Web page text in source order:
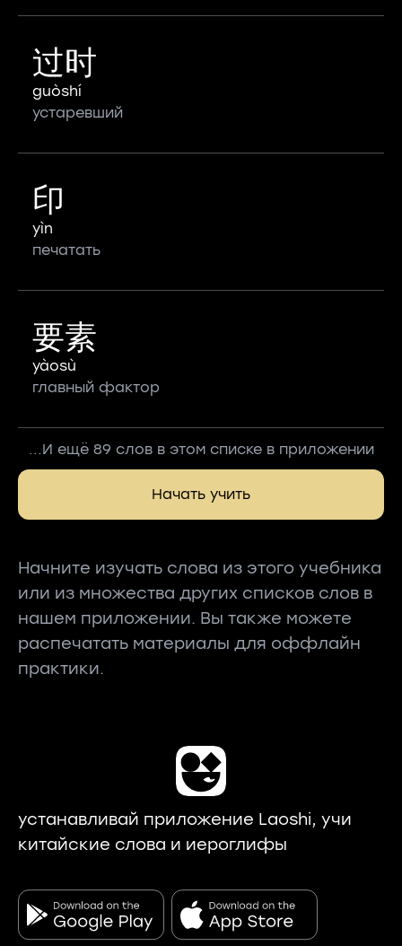
过时
guòshí
устаревший
印
yìn
печатать
要素
yàosù
главный фактор
...И ещё 89 слов в этом списке в приложении
Начать учить
Начните изучать слова из этого учебника
или из множества других списков слов в
нашем приложении. Вы также можете
распечатать материалы для оффлайн
практики.
устанавливай приложение Laoshi, учи
китайские слова и иероглифы